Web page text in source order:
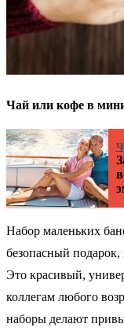
Чай или кофе в
Набор маленьких
безопасный подарок,
Это красивый,
коллегам любого
наборы делают